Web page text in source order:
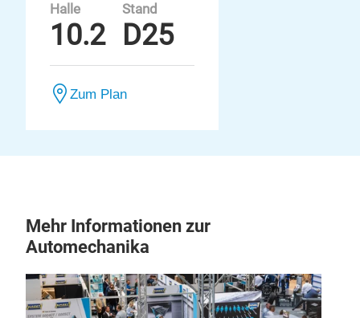
Halle
10.2
Stand
D25
Zum Plan
Mehr Informationen zur
Automechanika